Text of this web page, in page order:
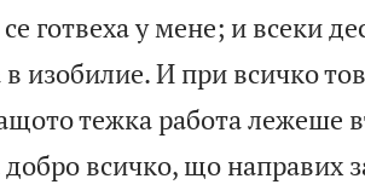
готвеха у мене; и всеки
изобилие. И при всичко
тежка работа лежеше
всичко, що направих